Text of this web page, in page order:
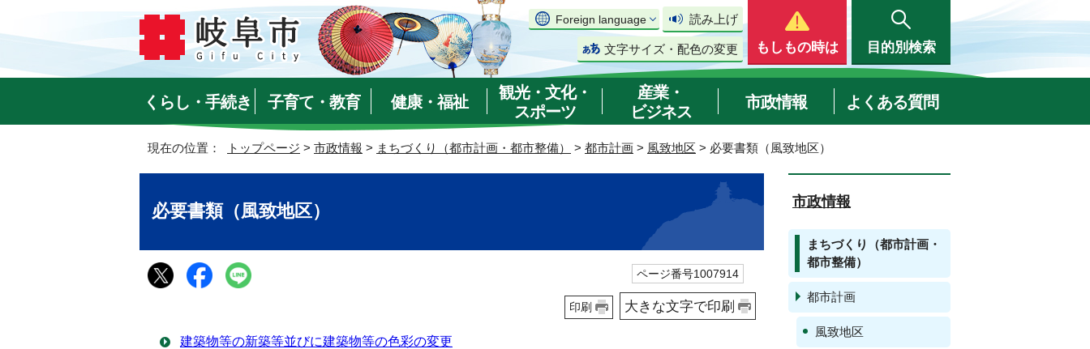
Foreign language 読み上げ
文字サイズ・配色の変更 もしもの時は 目的別検索
くらし・手続き 子育て・教育 健康・福祉
観光・文化・
スポーツ
産業・
ビジネス
市政情報 よくある質問
現在の位置： トップページ > 市政情報 > まちづくり（都市計画・都市整備） > 都市計画 > 風致地区 > 必要書類（風致地区）
必要書類（風致地区）
ページ番号1007914
印刷 大きな文字で印刷
建築物等の新築等並びに建築物等の色彩の変更
市政情報
まちづくり（都市計画・
都市整備）
都市計画
風致地区